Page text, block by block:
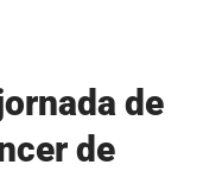
de
de